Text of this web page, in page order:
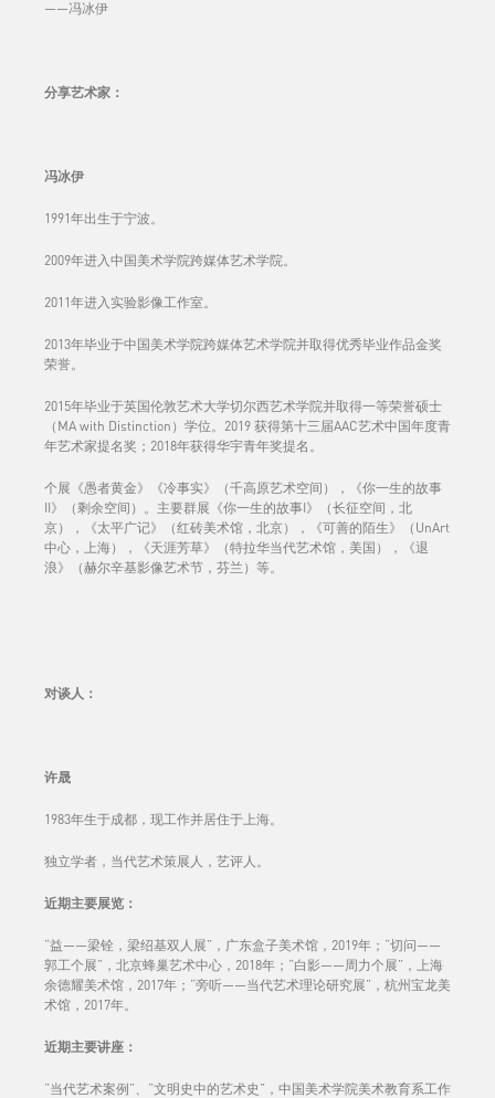
——冯冰伊
分享艺术家 ：
冯冰伊
1991年出生于宁波。
2009年进入中国美术学院跨媒体艺术学院。
2011年进入实验影像工作室。
2013年毕业于中国美术学院跨媒体艺术学院并取得优秀毕业作品金奖
荣誉。
2015年毕业于英国伦敦艺术大学切尔西艺术学院并取得一等荣誉硕士
（MA with Distinction）学位。2019 获得第十三届AAC艺术中国年度青
年艺术家提名奖；2018年获得华宇青年奖提名。
个展《愚者黄金》《冷事实》（千高原艺术空间），《你一生的故事
II》（剩余空间）。主要群展《你一生的故事I》（长征空间，北
京），《太平广记》（红砖美术馆，北京），《可善的陌生》（UnArt
中心，上海），《天涯芳草》（特拉华当代艺术馆，美国），《退
浪》（赫尔辛基影像艺术节，芬兰）等。
对谈人 ：
许晟
1983年生于成都，现工作并居住于上海。
独立学者，当代艺术策展人，艺评人。
近期主要展览：
“益——梁铨，梁绍基双人展”，广东盒子美术馆，2019年；“切问——
郭工个展”，北京蜂巢艺术中心，2018年；“白影——周力个展”，上海
余德耀美术馆，2017年；“旁听——当代艺术理论研究展”，杭州宝⻰美
术馆，2017年。
近期主要讲座：
“当代艺术案例”、“文明史中的艺术史”，中国美术学院美术教育系工作